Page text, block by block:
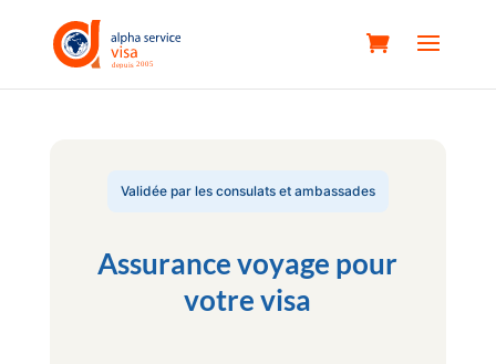
Validée par les consulats et ambassades
Assurance voyage pour
votre visa